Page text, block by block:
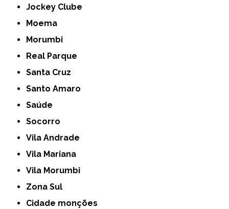
Jockey Clube
Moema
Morumbi
Real Parque
Santa Cruz
Santo Amaro
Saúde
Socorro
Vila Andrade
Vila Mariana
Vila Morumbi
Zona Sul
cidade monções